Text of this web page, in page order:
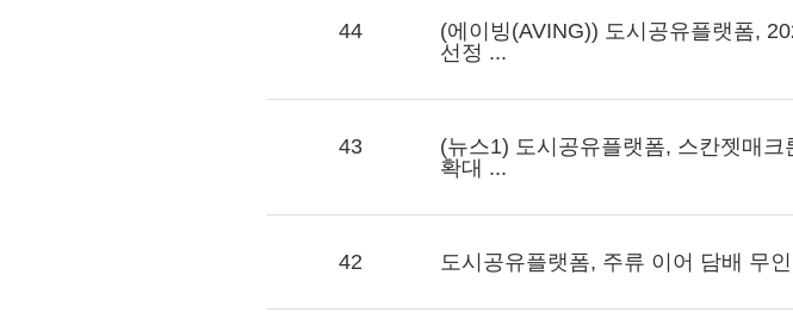
44
(에이빙(AVING)) 도시공유플랫폼,
선정 ...
43
(뉴스1) 도시공유플랫폼, 스칸젯매크
확대 ...
42 도시공유플랫폼, 주류 이어 담배 무